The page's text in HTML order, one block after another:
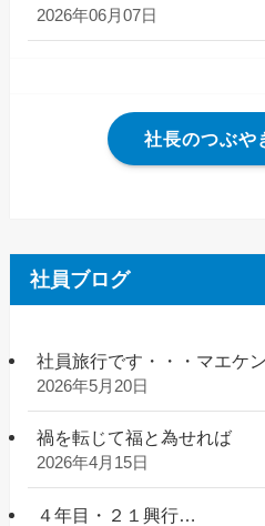
2026年06月07日
社長のつぶや
社員ブログ
社員旅行です・・・マエケ
2026年5月20日
禍を転じて福と為せれば
2026年4月15日
４年目・２１興行…